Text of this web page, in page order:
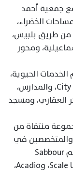
جمعية أحمد
الخضراء،
بقربه من طريق بلبيس،
ومحور
الحيوية،
من بينها مستشفى العبور العام، وCity Club، والمدارس،
العقاري، ومسجد
منتقاة من
والمتخصصين في
التصميم وإدارة وتشغيل المشروعات، تضم Sabbour
Consulting، وIncommercial، وArke، وScale Up، وAcadio،